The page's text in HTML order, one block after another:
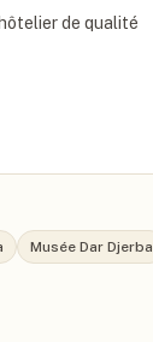
de qualité
Musée Dar Djerba